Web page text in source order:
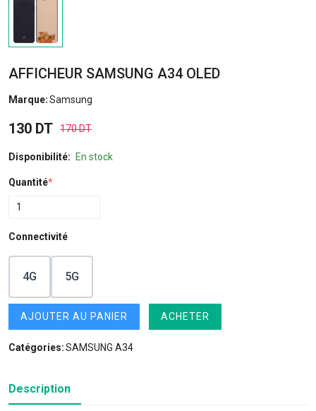
AFFICHEUR SAMSUNG A34 OLED
Marque:Samsung
130 DT 170 DT
Disponibilité: En stock
Quantité*
Connectivité
4G 5G
AJOUTER AU PANIER ACHETER
Catégories:SAMSUNG A34
Description